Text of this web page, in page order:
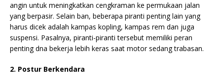
angin untuk meningkatkan cengkraman ke permukaan jalan
yang berpasir. Selain ban, beberapa piranti penting lain yang
harus dicek adalah kampas kopling, kampas rem dan juga
suspensi. Pasalnya, piranti-piranti tersebut memiliki peran
penting dna bekerja lebih keras saat motor sedang trabasan.
2. Postur Berkendara